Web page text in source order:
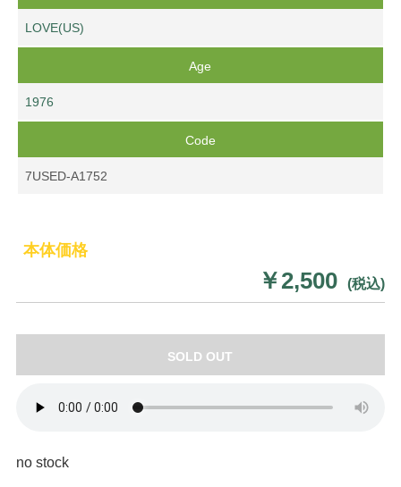
LOVE(US)
Age
1976
Code
7USED-A1752
本体価格
￥2,500 (税込)
SOLD OUT
no stock